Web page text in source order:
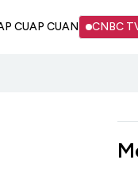
CUAP CUAN CNBC